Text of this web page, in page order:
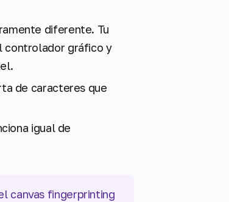
diferente. Tu
controlador gráfico y
de caracteres que
igual de
canvas fingerprinting